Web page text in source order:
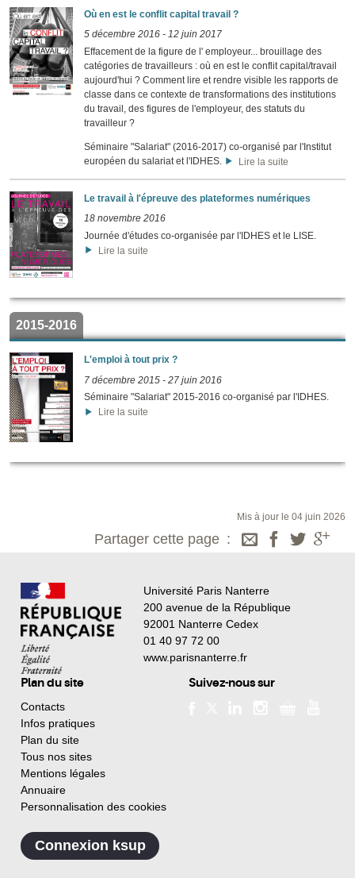
Où en est le conflit capital travail ?
5 décembre 2016 - 12 juin 2017
Effacement de la figure de l' employeur... brouillage des
catégories de travailleurs : où en est le conflit capital/travail
aujourd'hui ? Comment lire et rendre visible les rapports de
classe dans ce contexte de transformations des institutions
du travail, des figures de l'employeur, des statuts du
travailleur ?
Séminaire "Salariat" (2016-2017) co-organisé par l'Institut
européen du salariat et l'IDHES.
Lire la suite
Le travail à l'épreuve des plateformes numériques
18 novembre 2016
Journée d'études co-organisée par l'IDHES et le LISE.
Lire la suite
2015-2016
L'emploi à tout prix ?
7 décembre 2015 - 27 juin 2016
Séminaire "Salariat" 2015-2016 co-organisé par l'IDHES.
Lire la suite
Mis à jour le 04 juin 2026
Partager cette page
Université Paris Nanterre
200 avenue de la République
92001 Nanterre Cedex
01 40 97 72 00
www.parisnanterre.fr
Plan du site
Contacts
Infos pratiques
Plan du site
Tous nos sites
Mentions légales
Annuaire
Personnalisation des cookies
Suivez-nous sur
Connexion ksup